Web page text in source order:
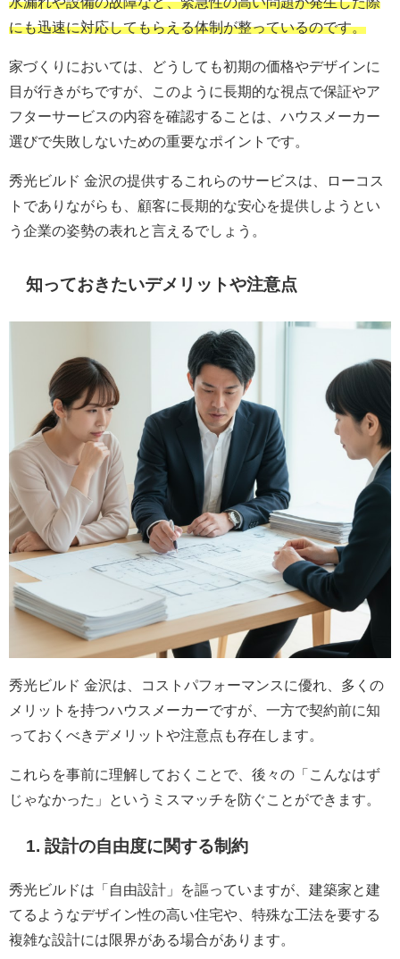
にも迅速に対応してもらえる体制が整っているのです。
家づくりにおいては、どうしても初期の価格やデザインに
目が行きがちですが、このように長期的な視点で保証やア
フターサービスの内容を確認することは、ハウスメーカー
選びで失敗しないための重要なポイントです。
秀光ビルド 金沢の提供するこれらのサービスは、ローコス
トでありながらも、顧客に長期的な安心を提供しようとい
う企業の姿勢の表れと言えるでしょう。
知っておきたいデメリットや注意点
秀光ビルド 金沢は、コストパフォーマンスに優れ、多くの
メリットを持つハウスメーカーですが、一方で契約前に知
っておくべきデメリットや注意点も存在します。
これらを事前に理解しておくことで、後々の「こんなはず
じゃなかった」というミスマッチを防ぐことができます。
1. 設計の自由度に関する制約
秀光ビルドは「自由設計」を謳っていますが、建築家と建
てるようなデザイン性の高い住宅や、特殊な工法を要する
複雑な設計には限界がある場合があります。